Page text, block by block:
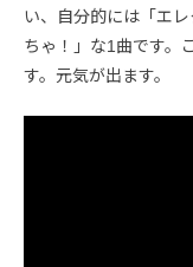
い、自分的には「エ
ちゃ！」な1曲です。
す。元気が出ます。